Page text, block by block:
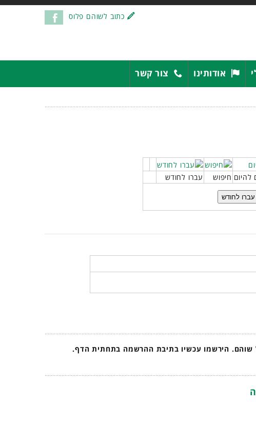
כתוב לשוהם פלוס
אודותינו צור קשר
להיום חיפוש
עברו לחודש
עברו לחודש
הירשמו עכשיו בתיבת ההרשמה בתחתית הדף.